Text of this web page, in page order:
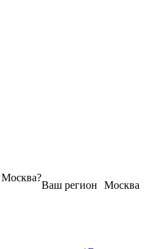
Москва
Ваш регион
Москва?